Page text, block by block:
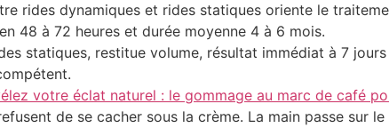
rides dynamiques et rides statiques oriente le
48 à 72 heures et durée moyenne 4 à 6 mois.
statiques, restitue volume, résultat immédiat à 7
votre éclat naturel : le gommage au marc de café
de se cacher sous la crème. La main passe sur